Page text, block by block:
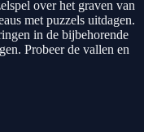
over het graven van
met puzzels uitdagen.
in de bijbehorende
Probeer de vallen en